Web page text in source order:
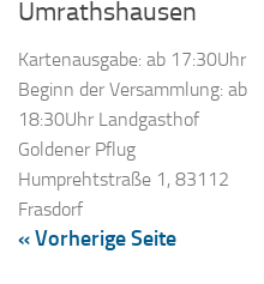
Umrathshausen
Kartenausgabe: ab 17:30Uhr
Beginn der Versammlung: ab
18:30Uhr Landgasthof
Goldener Pflug
Humprehtstraße 1, 83112
Frasdorf
« Vorherige Seite